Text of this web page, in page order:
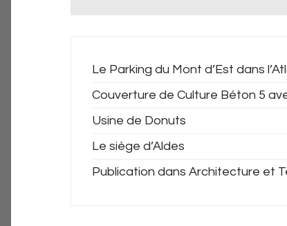
Le Parking du Mont d’Est dans
Couverture de Culture Béton 5
Usine de Donuts
Le siège d’Aldes
Publication dans Architecture et